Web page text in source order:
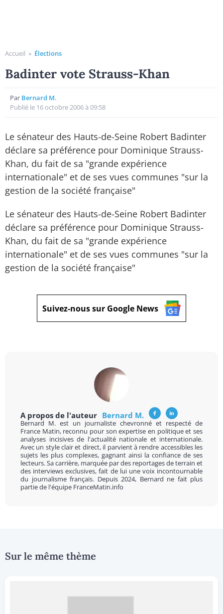
Accueil » Élections
Badinter vote Strauss-Khan
Par Bernard M.
Publié le 16 octobre 2006 à 09:58
Le sénateur des Hauts-de-Seine Robert Badinter
déclare sa préférence pour Dominique Strauss-
Khan, du fait de sa "grande expérience
internationale" et de ses vues communes "sur la
gestion de la société française"
Le sénateur des Hauts-de-Seine Robert Badinter
déclare sa préférence pour Dominique Strauss-
Khan, du fait de sa "grande expérience
internationale" et de ses vues communes "sur la
gestion de la société française"
Suivez-nous sur Google News
A propos de l'auteur Bernard M.
Bernard M. est un journaliste chevronné et respecté de
France Matin, reconnu pour son expertise en politique et ses
analyses incisives de l'actualité nationale et internationale.
Avec un style clair et direct, il parvient à rendre accessibles les
sujets les plus complexes, gagnant ainsi la confiance de ses
lecteurs. Sa carrière, marquée par des reportages de terrain et
des interviews exclusives, fait de lui une voix incontournable
du journalisme français. Depuis 2024, Bernard ne fait plus
partie de l'équipe FranceMatin.info
Sur le même thème